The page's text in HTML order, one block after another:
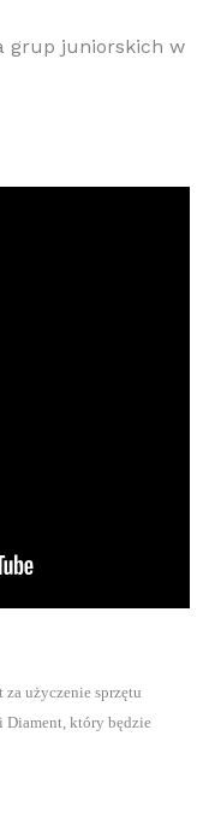
grup juniorskich w
za użyczeniesprzętu
Diament, który będzie